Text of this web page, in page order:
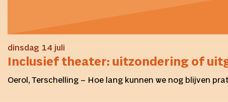
dinsdag 14 juli
Inclusief theater: uitzondering of
Oerol, Terschelling – Hoe lang kunnen we nog blijven